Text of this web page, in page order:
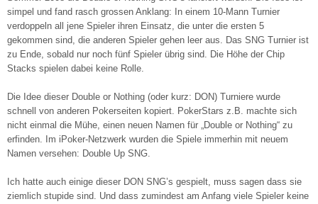
simpel und fand rasch grossen Anklang: In einem 10-Mann Turnier
verdoppeln all jene Spieler ihren Einsatz, die unter die ersten 5
gekommen sind, die anderen Spieler gehen leer aus. Das SNG Turnier ist
zu Ende, sobald nur noch fünf Spieler übrig sind. Die Höhe der Chip
Stacks spielen dabei keine Rolle.
Die Idee dieser Double or Nothing (oder kurz: DON) Turniere wurde
schnell von anderen Pokerseiten kopiert. PokerStars z.B. machte sich
nicht einmal die Mühe, einen neuen Namen für „Double or Nothing“ zu
erfinden. Im iPoker-Netzwerk wurden die Spiele immerhin mit neuem
Namen versehen: Double Up SNG.
Ich hatte auch einige dieser DON SNG’s gespielt, muss sagen dass sie
ziemlich stupide sind. Und dass zumindest am Anfang viele Spieler keine